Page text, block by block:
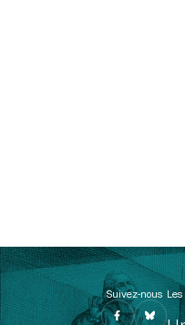
Suivez-nous Les